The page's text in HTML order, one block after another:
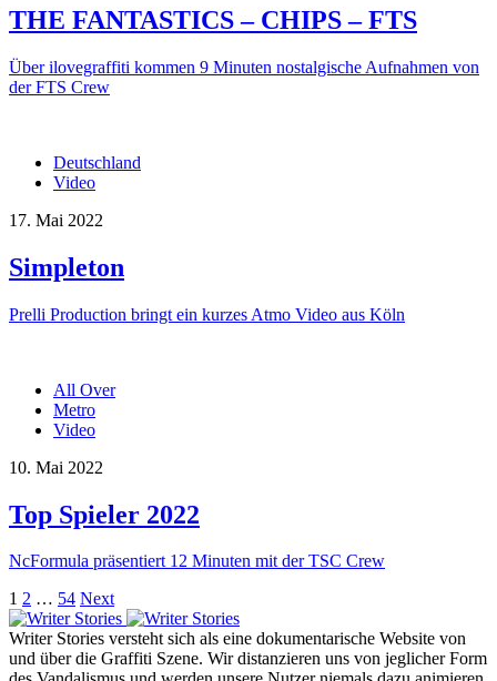
THE FANTASTICS – CHIPS – FTS
Über ilovegraffiti kommen 9 Minuten nostalgische Aufnahmen von
der FTS Crew
Deutschland
Video
17. Mai 2022
Simpleton
Prelli Production bringt ein kurzes Atmo Video aus Köln
All Over
Metro
Video
10. Mai 2022
Top Spieler 2022
NcFormula präsentiert 12 Minuten mit der TSC Crew
Seitennummerierung
der
Beiträge
1 2 … 54 Next
Writer Stories versteht sich als eine dokumentarische Website von
und über die Graffiti Szene. Wir distanzieren uns von jeglicher Form